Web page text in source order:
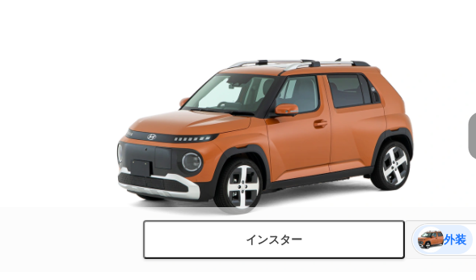
インスター 外装